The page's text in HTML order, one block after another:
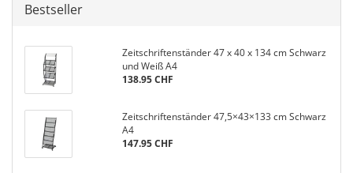
Bestseller
Zeitschriftenständer 47 x 40 x 134 cm Schwarz
und Weiß A4
138.95 CHF
Zeitschriftenständer 47,5×43×133 cm Schwarz
A4
147.95 CHF